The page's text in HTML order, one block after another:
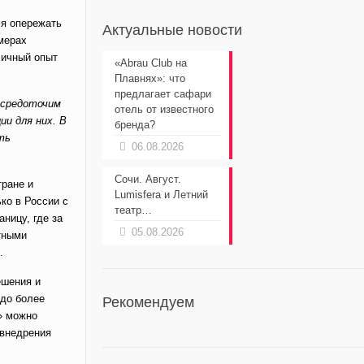
опережать
опыт
для них. В
и
в России с
где за
и
более
можно
Актуальные новости
«Abrau Club на
Плавнях»: что
предлагает сафари
отель от известного
бренда?
06.08.2026
Сочи. Август.
Lumisfera и Летний
театр…
05.08.2026
Рекомендуем